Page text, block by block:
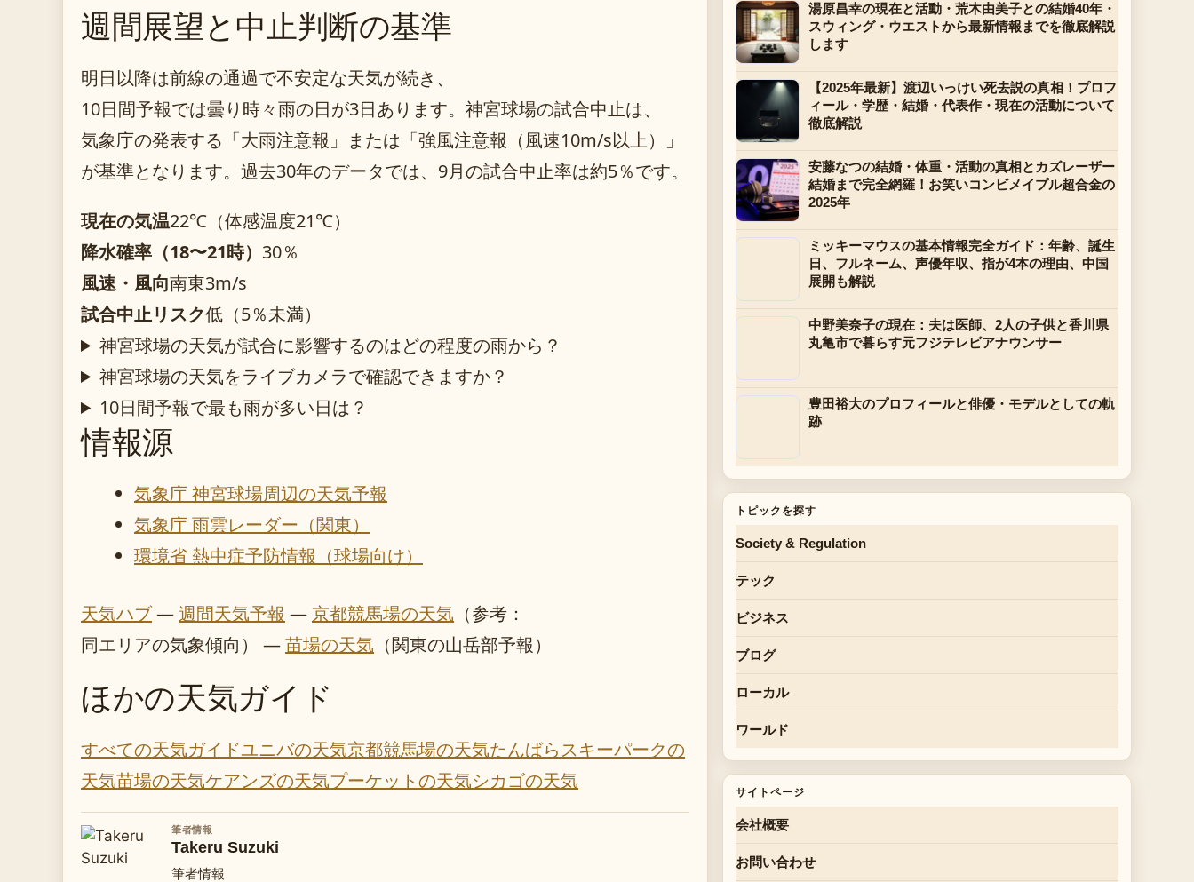
週間展望と中止判断の基準
明日以降は前線の通過で不安定な天気が続き、
10日間予報では曇り時々雨の日が3日あります。神宮球場の試合中止は、
気象庁の発表する「大雨注意報」または「強風注意報（風速10m/s以上）」
が基準となります。過去30年のデータでは、9月の試合中止率は約5％です。
現在の気温22℃（体感温度21℃）
降水確率（18〜21時） 30％
風速・風向南東3m/s
試合中止リスク低（5％未満）
神宮球場の天気が試合に影響するのはどの程度の雨から？
神宮球場の天気をライブカメラで確認できますか？
10日間予報で最も雨が多い日は？
情報源
気象庁 神宮球場周辺の天気予報
気象庁 雨雲レーダー（関東）
環境省 熱中症予防情報（球場向け）
天気ハブ—週間天気予報 — 京都競馬場の天気 （参考：
同エリアの気象傾向） —苗場の天気 （関東の山岳部予報）
ほかの天気ガイド
すべての天気ガイドユニバの天気京都競馬場の天気たんばらスキーパークの
天気苗場の天気ケアンズの天気プーケットの天気シカゴの天気
筆者情報
Takeru Suzuki
筆者情報
湯原昌幸の現在と活動・荒木由美子との結婚40年・
スウィング・ウエストから最新情報までを徹底解説
します
【2025年最新】渡辺いっけい死去説の真相！プロフ
ィール・学歴・結婚・代表作・現在の活動について
徹底解説
安藤なつの結婚・体重・活動の真相とカズレーザー
結婚まで完全網羅！お笑いコンビメイプル超合金の
2025年
ミッキーマウスの基本情報完全ガイド：年齢、誕生
日、フルネーム、声優年収、指が4本の理由、中国
展開も解説
中野美奈子の現在：夫は医師、2人の子供と香川県
丸亀市で暮らす元フジテレビアナウンサー
豊田裕大のプロフィールと俳優・モデルとしての軌
跡
トピックを探す
Society & Regulation
テック
ビジネス
ブログ
ローカル
ワールド
サイトページ
会社概要
お問い合わせ